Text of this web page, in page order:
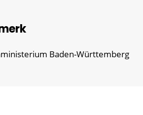
Baden-Württemberg